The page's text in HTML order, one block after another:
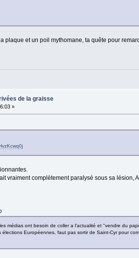
plaque et un poil mythomane, ta quête pour
de la graisse
»
vraiment complètement paralysé sous sa lésion,
médias ont besoin de coller a l'actualité et "vendre du
Européennes, faut pas sortir de Saint-Cyr pour